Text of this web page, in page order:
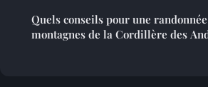
Quels conseils pour une
montagnes de la Cordillère des